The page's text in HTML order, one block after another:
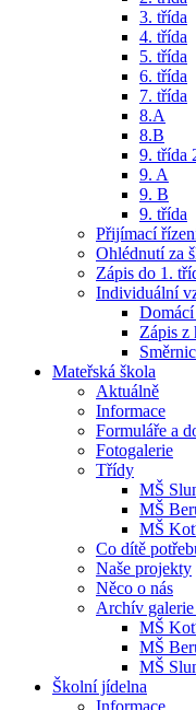
3. třída
4. třída
5. třída
6. třída
7. třída
8.A
8.B
9. třída
9. A
9. B
9. třída
Přijímací
Ohlédnutí za
Zápis do 1.
Individuální
Zápis z
Mateřská škola
Aktuálně
Informace
Formuláře a
Fotogalerie
Třídy
MŠ
MŠ
MŠ
Co dítě
Naše projekty
Něco o nás
Archív galerie
MŠ
MŠ
MŠ
Školní jídelna
Informace